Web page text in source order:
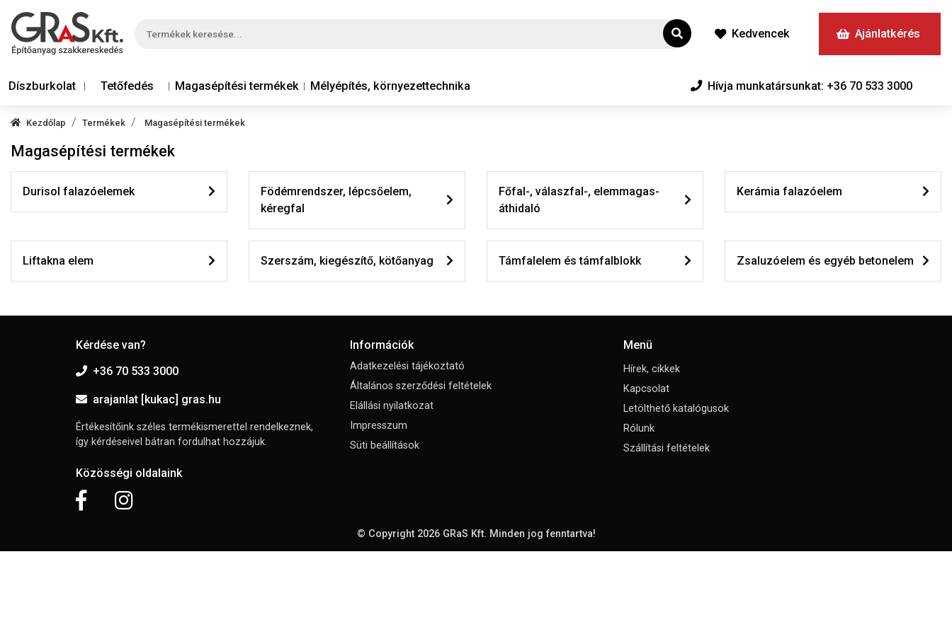
Kedvencek Ajánlatkérés
Díszburkolat Tetőfedés Magasépítési termékek Mélyépítés, környezettechnika Hívja munkatársunkat: +36 70 533 3000
Kezdőlap Termékek Magasépítési termékek
Magasépítési termékek
Durisol falazóelemek
Födémrendszer, lépcsőelem,
kéregfal
Főfal-, válaszfal-, elemmagas-
áthidaló
Kerámia falazóelem
Liftakna elem Szerszám, kiegészítő, kötőanyag Támfalelem és támfalblokk Zsaluzóelem és egyéb betonelem
Kérdése van?
+36 70 533 3000
arajanlat [kukac] gras.hu
Értékesítőink széles termékismerettel rendelkeznek,
így kérdéseivel bátran fordulhat hozzájuk.
Közösségi oldalaink
Információk
Adatkezelési tájékoztató
Általános szerződési feltételek
Elállási nyilatkozat
Impresszum
Süti beállítások
Menü
Hírek, cikkek
Kapcsolat
Letölthető katalógusok
Rólunk
Szállítási feltételek
© Copyright 2026 GRaS Kft. Minden jog fenntartva!